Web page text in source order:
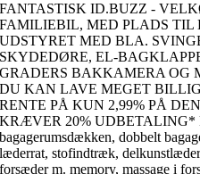
FANTASTISK ID.BUZZ -
FAMILIEBIL, MED PLADS TIL
UDSTYRET MED BLA.
SKYDEDØRE, EL-
GRADERS BAKKAMERA OG
DU KAN LAVE MEGET
RENTE PÅ KUN 2,99% PÅ
KRÆVER 20% UDBETALING*
bagagerumsdækken, dobbelt
læderrat, stofindtræk,
forsæder m. memory, massage i